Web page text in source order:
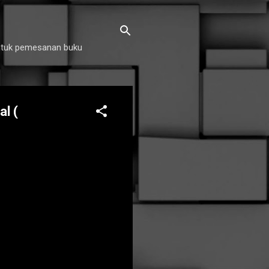
pemesanan buku
(